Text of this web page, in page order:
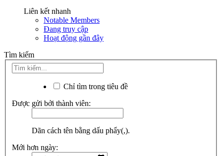
Liên kết nhanh
Notable Members
Đang truy cập
Hoạt động gần đây
Tìm kiếm
Chỉ tìm trong tiêu đề
Được gửi bởi thành viên:
Dãn cách tên bằng dấu phẩy(,).
Mới hơn ngày: